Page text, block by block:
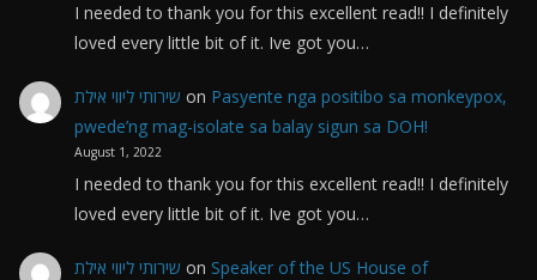
I needed to thank you for this excellent read!! I definitely
loved every little bit of it. Ive got you…
שירותי ליווי אילת on Pasyente nga positibo sa monkeypox,
pwede’ng mag-isolate sa balay sigun sa DOH!
August 1, 2022
I needed to thank you for this excellent read!! I definitely
loved every little bit of it. Ive got you…
שירותי ליווי אילת on Speaker of the US House of